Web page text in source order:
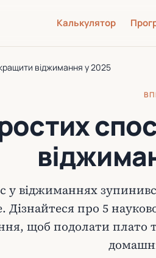
Калькулятор
віджимання у 2025
у віджиманнях
Дізнайтеся про 5
щоб подолати плато